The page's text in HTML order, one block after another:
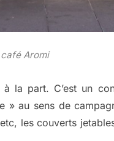
Aromi
la part. C’est un
» au sens de
les couverts